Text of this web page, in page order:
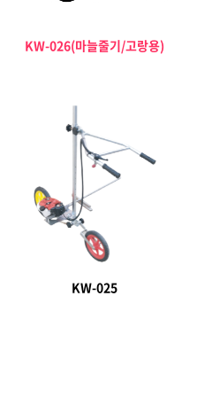
KW-026(마늘줄기/고랑용)
KW-025